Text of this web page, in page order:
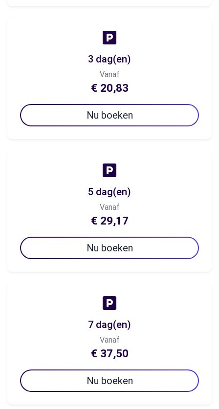
3 dag(en)
Vanaf
€ 20,83
Nu boeken
5 dag(en)
Vanaf
€ 29,17
Nu boeken
7 dag(en)
Vanaf
€ 37,50
Nu boeken